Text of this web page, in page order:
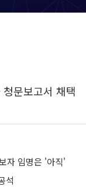
문보고서 채택
자 임명은 '아직'
석